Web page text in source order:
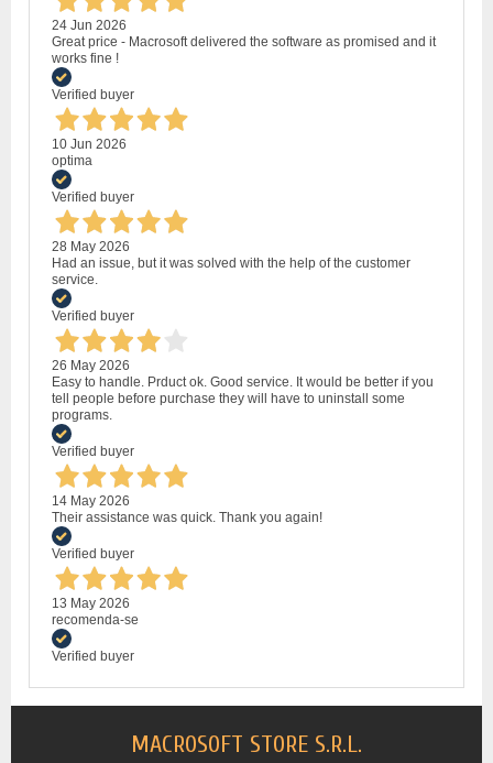
24 Jun 2026
Great price - Macrosoft delivered the software as promised and it
works fine !
Verified buyer
10 Jun 2026
optima
Verified buyer
28 May 2026
Had an issue, but it was solved with the help of the customer
service.
Verified buyer
26 May 2026
Easy to handle. Prduct ok. Good service. It would be better if you
tell people before purchase they will have to uninstall some
programs.
Verified buyer
14 May 2026
Their assistance was quick. Thank you again!
Verified buyer
13 May 2026
recomenda-se
Verified buyer
MACROSOFT STORE S.R.L.